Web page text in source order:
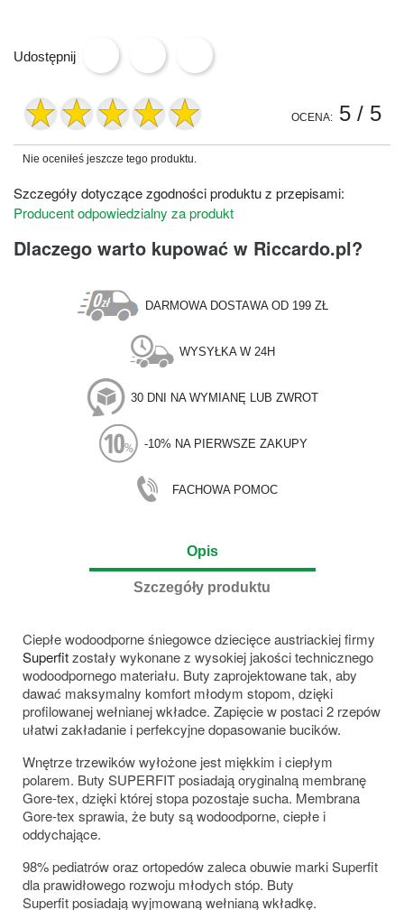
Udostępnij
OCENA: 5 / 5
Nie oceniłeś jeszcze tego produktu.
Szczegóły dotyczące zgodności produktu z przepisami:
Producent odpowiedzialny za produkt
Dlaczego warto kupować w Riccardo.pl?
DARMOWA DOSTAWA OD 199 ZŁ
WYSYŁKA W 24H
30 DNI NA WYMIANĘ LUB ZWROT
-10% NA PIERWSZE ZAKUPY
FACHOWA POMOC
Opis
Szczegóły produktu
Ciepłe wodoodporne śniegowce dziecięce austriackiej firmy
Superfitzostały wykonane z wysokiej jakości technicznego
wodoodpornego materiału. Buty zaprojektowane tak, aby
dawać maksymalny komfort młodym stopom, dzięki
profilowanej wełnianej wkładce. Zapięcie w postaci 2 rzepów
ułatwi zakładanie i perfekcyjne dopasowanie bucików.
Wnętrze trzewików wyłożone jest miękkim i ciepłym
polarem. Buty SUPERFIT posiadają oryginalną membranę
Gore-tex, dzięki której stopa pozostaje sucha. Membrana
Gore-tex sprawia, że buty są wodoodporne, ciepłe i
oddychające.
98% pediatrów oraz ortopedów zaleca obuwie marki Superfit
dla prawidłowego rozwoju młodych stóp. Buty
Superfit posiadają wyjmowaną wełnianą wkładkę.